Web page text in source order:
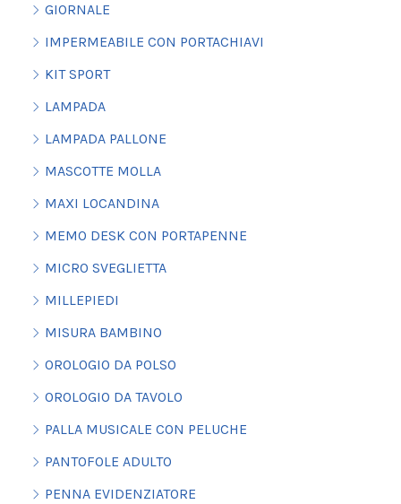
GIORNALE
IMPERMEABILE CON PORTACHIAVI
KIT SPORT
LAMPADA
LAMPADA PALLONE
MASCOTTE MOLLA
MAXI LOCANDINA
MEMO DESK CON PORTAPENNE
MICRO SVEGLIETTA
MILLEPIEDI
MISURA BAMBINO
OROLOGIO DA POLSO
OROLOGIO DA TAVOLO
PALLA MUSICALE CON PELUCHE
PANTOFOLE ADULTO
PENNA EVIDENZIATORE